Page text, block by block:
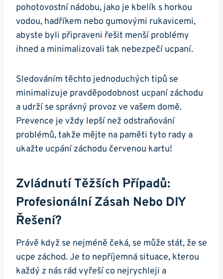
pohotovostní nádobu, jako ⁤je⁣ kbelík s horkou
vodou, hadříkem nebo gumovými rukavicemi,
abyste byli‍ připraveni⁢ řešit menší problémy
ihned a minimalizovali tak nebezpečí ucpaní.
Sledováním těchto jednoduchých tipů se
minimalizuje pravděpodobnost ucpaní záchodu
a udrží⁣ se správný provoz ve vašem domě.
Prevence je vždy ‍lepší než odstraňování
problémů, takže mějte na paměti tyto ‍rady a
ukažte ucpání záchodu‍ červenou kartu!
Zvládnutí Těžších Případů:
Profesionální Zásah​ Nebo ⁤DIY‍
Řešení?
Právě když se nejméně čeká, se může ⁢stát, že se
​ucpe záchod.‌ Je to nepříjemná situace, kterou
každý z nás rád vyřeší co nejrychleji a